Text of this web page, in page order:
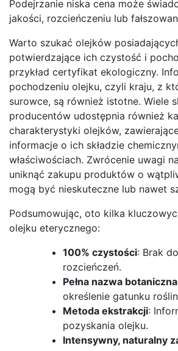
Podejrzanie niska cena może
jakości, rozcieńczeniu lub
Warto szukać olejków
potwierdzające ich czystość i
przykład certyfikat ekologiczny.
pochodzeniu olejku, czyli kraju, z
surowce, są również istotne. Wiele
producentów udostępnia również
charakterystyki olejków,
informacje o ich składzie
właściwościach. Zwrócenie uwagi
uniknąć zakupu produktów o
mogą być nieskuteczne lub nawet
Podsumowując, oto kilka
olejku eterycznego:
100% czystości: Brak
rozcieńczeń.
Pełna nazwa botaniczna
określenie gatunku
Metoda ekstrakcji:
pozyskania olejku.
Intensywny, naturalny